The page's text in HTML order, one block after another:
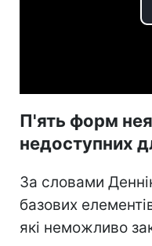
П'ять форм
недоступних
За словами
базових
які неможливо